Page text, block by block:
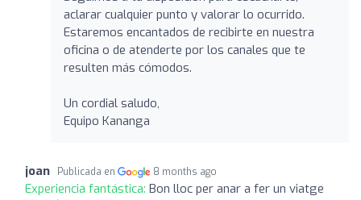
aclarar cualquier punto y valorar lo ocurrido.
Estaremos encantados de recibirte en nuestra
oficina o de atenderte por los canales que te
resulten más cómodos.
Un cordial saludo,
Equipo Kananga
joan Publicada en 8 months ago
Experiencia fantástica: Bon lloc per anar a fer un viatge